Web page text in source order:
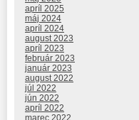
apríl 2025
máj 2024
apríl 2024
august 2023
apríl 2023
február 2023
január 2023
august 2022
júl 2022
jún 2022
apríl 2022
marec 2022